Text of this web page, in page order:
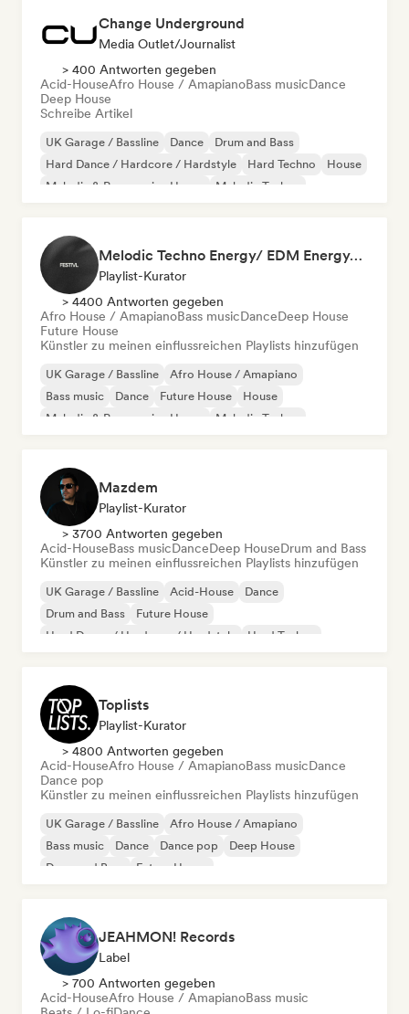
Change Underground
Media Outlet/Journalist
> 400 Antworten gegeben
Acid-HouseAfro House / AmapianoBass musicDance
Deep House
Schreibe Artikel
UK Garage / Bassline Dance
Drum and Bass
Hard Dance / Hardcore / Hardstyle
Hard Techno
House
Melodic & Progressive House
Melodic Techno
Melodic Techno Energy/ EDM Energy/Techno Masters
Playlist-Kurator
> 4400 Antworten gegeben
Afro House / AmapianoBass musicDanceDeep House
Future House
Künstler zu meinen einflussreichen Playlists hinzufügen
UK Garage / Bassline
Afro House / Amapiano
Bass music
Dance Future House
House
Melodic & Progressive House
Melodic Techno
Mazdem
Playlist-Kurator
> 3700 Antworten gegeben
Acid-HouseBass musicDanceDeep HouseDrum and Bass
Künstler zu meinen einflussreichen Playlists hinzufügen
UK Garage / Bassline Acid-House
Dance
Drum and Bass
Future House
Hard Dance / Hardcore / Hardstyle
Hard Techno
Toplists
Playlist-Kurator
> 4800 Antworten gegeben
Acid-HouseAfro House / AmapianoBass musicDance
Dance pop
Künstler zu meinen einflussreichen Playlists hinzufügen
UK Garage / Bassline
Afro House / Amapiano
Bass music
Dance Dance pop
Deep House
Drum and Bass
Future House
JEAHMON! Records
Label
> 700 Antworten gegeben
Acid-HouseAfro House / AmapianoBass music